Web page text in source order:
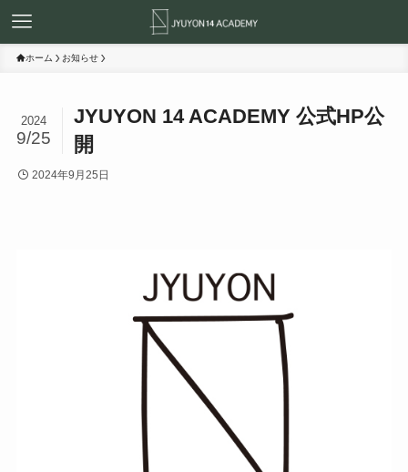
ホーム お知らせ
JYUYON 14 ACADEMY 公式HP公
開
2024
9/25
2024年9月25日